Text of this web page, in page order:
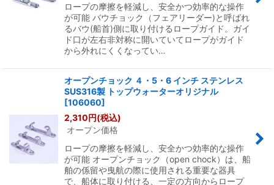
ロープの摩擦を軽減し、安全かつ効率的な操作
が可能 バウチョック（フェアリーダー)と呼ばれ
るバウ(船首)側に取り付けるロープガイド。ガイ
ド口が左右非対称に開いていてロープがガイド
から外れにくくなってい…
オープンチョック ４・5・6 インチ ステンレス
SUS316製 トップウォーターオリジナル
[106060]
2,310円(税込)
オープン価格
ロープの摩擦を軽減し、安全かつ効率的な操作
が可能 オープンチョック（open chock）は、船
舶の係留や曳航の際に使用される重要な器具
で、船体に取り付ける、一定の方向からロープ